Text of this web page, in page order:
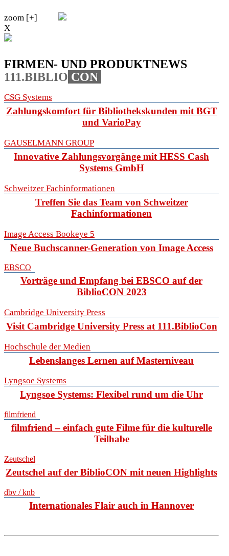
zoom [+]
X
FIRMEN- UND PRODUKTNEWS
111.BIBLIO CON
CSG Systems
Zahlungskomfort für Bibliothekskunden mit BGT
und VarioPay
GAUSELMANN GROUP
Innovative Zahlungsvorgänge mit HESS Cash
Systems GmbH
Schweitzer Fachinformationen
Treffen Sie das Team von Schweitzer
Fachinformationen
Image Access Bookeye 5
Neue Buchscanner-Generation von Image Access
EBSCO
Vorträge und Empfang bei EBSCO auf der
BiblioCON 2023
Cambridge University Press
Visit Cambridge University Press at 111.BiblioCon
Hochschule der Medien
Lebenslanges Lernen auf Masterniveau
Lyngsoe Systems
Lyngsoe Systems: Flexibel rund um die Uhr
filmfriend
filmfriend – einfach gute Filme für die kulturelle
Teilhabe
Zeutschel
Zeutschel auf der BiblioCON mit neuen Highlights
dbv / knb
Internationales Flair auch in Hannover